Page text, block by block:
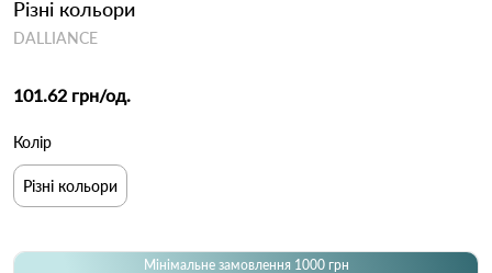
Різні кольори
DALLIANCE
101.62 грн/од.
Колір
Різні кольори
Мінімальне замовлення 1000 грн